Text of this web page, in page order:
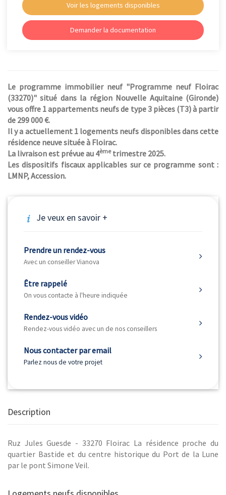
Voir les logements disponibles
Demander la documentation
Le programme immobilier neuf "Programme neuf Floirac
(33270)" situé dans la région Nouvelle Aquitaine (Gironde)
vous offre 1 appartements neufs de type 3 pièces (T3) à partir
de 299 000 €.
Il y a actuellement 1 logements neufs disponibles dans cette
résidence neuve située à Floirac.
La livraison est prévue au 4èmetrimestre 2025.
Les dispositifs fiscaux applicables sur ce programme sont :
LMNP, Accession.
Je veux en savoir +
Prendre un rendez-vous
Avec un conseiller Vianova
Être rappelé
On vous contacte à l'heure indiquée
Rendez-vous vidéo
Rendez-vous vidéo avec un de nos conseillers
Nous contacter par email
Parlez nous de votre projet
Description
Ruz Jules Guesde - 33270 Floirac La résidence proche du
quartier Bastide et du centre historique du Port de la Lune
par le pont Simone Veil.